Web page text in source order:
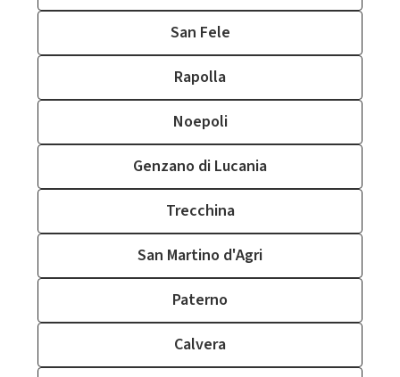
San Fele
Rapolla
Noepoli
Genzano di Lucania
Trecchina
San Martino d'Agri
Paterno
Calvera